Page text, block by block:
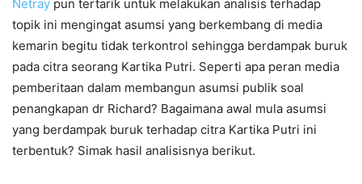
Netray pun tertarik untuk melakukan analisis terhadap
topik ini mengingat asumsi yang berkembang di media
kemarin begitu tidak terkontrol sehingga berdampak buruk
pada citra seorang Kartika Putri. Seperti apa peran media
pemberitaan dalam membangun asumsi publik soal
penangkapan dr Richard? Bagaimana awal mula asumsi
yang berdampak buruk terhadap citra Kartika Putri ini
terbentuk? Simak hasil analisisnya berikut.